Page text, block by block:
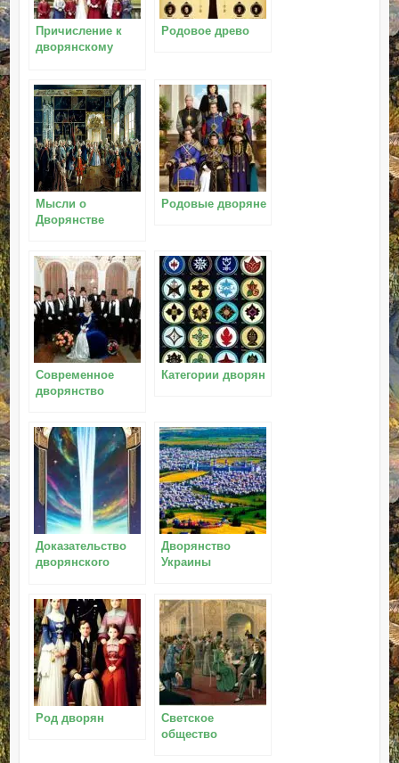
Причисление к
дворянскому
Родовое древо
Мысли о
Дворянстве
Родовые дворяне
Современное
дворянство
Категории дворян
Доказательство
дворянского
Дворянство
Украины
Род дворян
Светское
общество